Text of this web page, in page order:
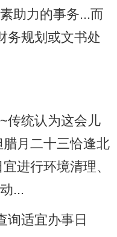
助力的事务...而
务规划或文书处
传统认为这会儿
月二十三恰逢北
进行环境清理、
...